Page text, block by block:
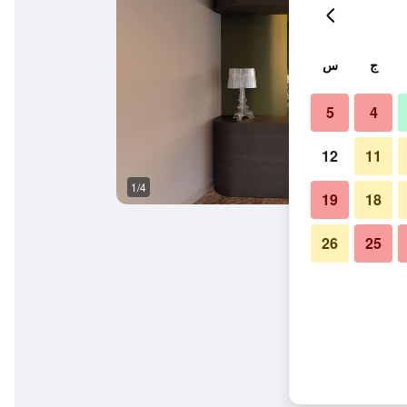
1/4
ج س
4
5
11
12
18
19
25
26